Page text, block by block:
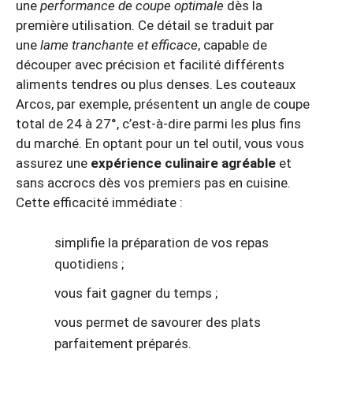
une performance de coupe optimale dès la
première utilisation. Ce détail se traduit par
une lame tranchante et efficace, capable de
découper avec précision et facilité différents
aliments tendres ou plus denses. Les couteaux
Arcos, par exemple, présentent un angle de coupe
total de 24 à 27°, c’est-à-dire parmi les plus fins
du marché. En optant pour un tel outil, vous vous
assurez une expérience culinaire agréable et
sans accrocs dès vos premiers pas en cuisine.
Cette efficacité immédiate :
simplifie la préparation de vos repas
quotidiens ;
vous fait gagner du temps ;
vous permet de savourer des plats
parfaitement préparés.